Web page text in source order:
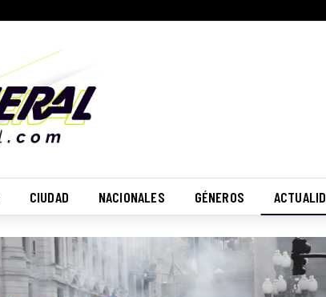
CIUDAD NACIONALES GÉNEROS